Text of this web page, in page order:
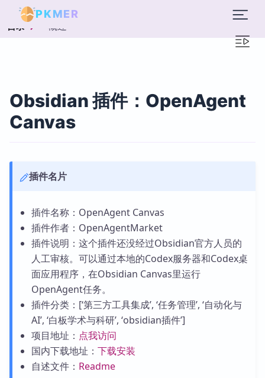
PKMER
目录 概述
Obsidian 插件：OpenAgent
Canvas
插件名片
插件名称：OpenAgent Canvas
插件作者：OpenAgentMarket
插件说明：这个插件还没经过Obsidian官方人员的
人工审核。可以通过本地的Codex服务器和Codex桌
面应用程序，在Obsidian Canvas里运行
OpenAgent任务。
插件分类：[‘第三方工具集成’, ‘任务管理’, ‘自动化与
AI’, ‘白板学术与科研’, ‘obsidian插件’]
项目地址： 点我访问
国内下载地址： 下载安装
自述文件： Readme